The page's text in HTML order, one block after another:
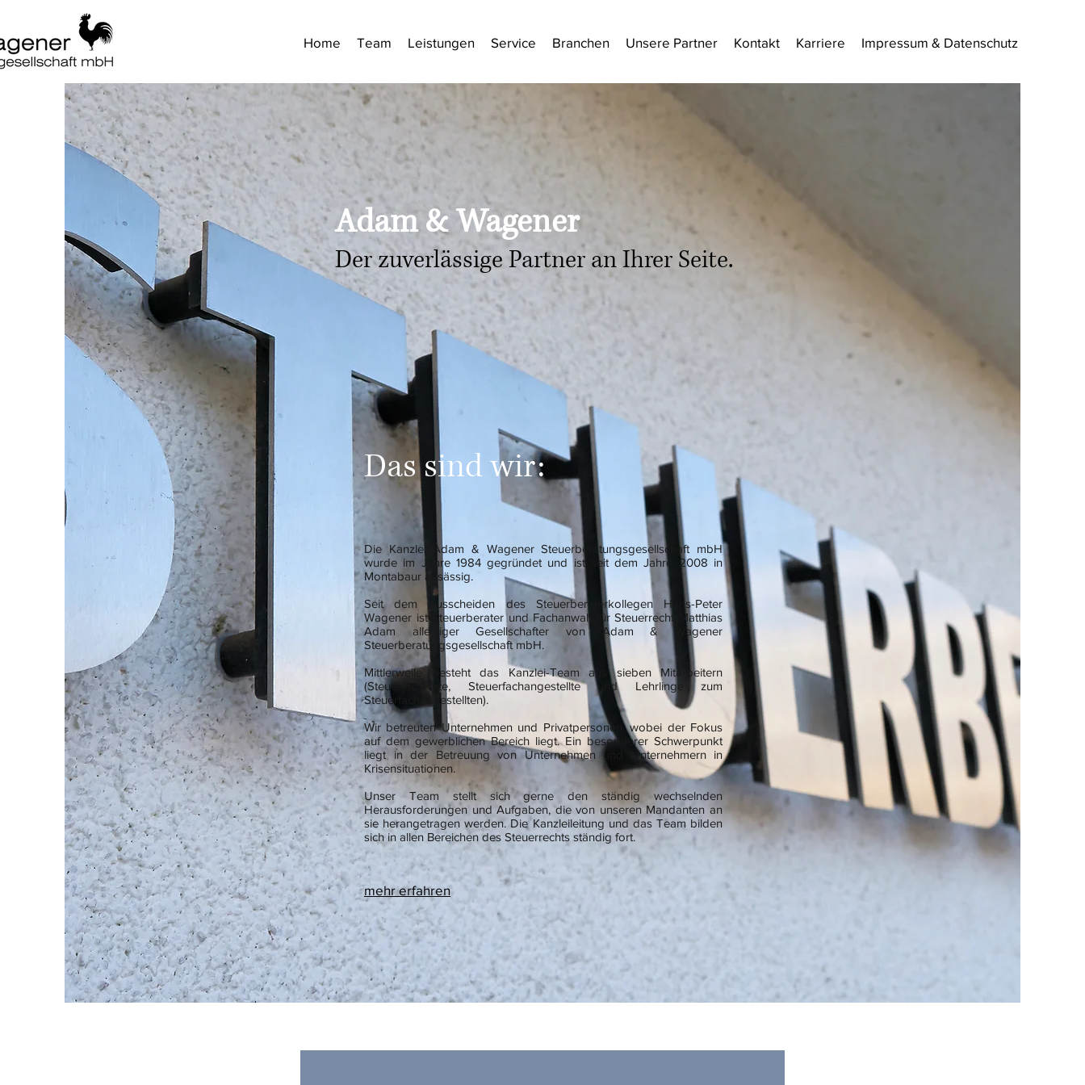
Home Team Leistungen Service Branchen Unsere Partner Kontakt Karriere Impressum & Datenschutz
Adam & Wagener
Der zuverlässige Partner an Ihrer Seite.
Das sind wir:
Die Kanzlei Adam & Wagener Steuerberatungsgesellschaft mbH
wurde im Jahre 1984 gegründet und ist seit dem Jahre 2008 in
Montabaur ansässig.
Seit dem Ausscheiden des Steuerberaterkollegen Hans-Peter
Wagener ist Steuerberater und Fachanwalt für Steuerrecht Matthias
Adam alleiniger Gesellschafter von Adam & Wagener
Steuerberatungsgesellschaft mbH.
Mittlerweile besteht das Kanzlei-Team aus sieben Mitarbeitern
(Steuerfachwirte, Steuerfachangestellte und Lehrlinge zum
Steuerfachangestellten).
Wir betreuten Unternehmen und Privatpersonen, wobei der Fokus
auf dem gewerblichen Bereich liegt. Ein besonderer Schwerpunkt
liegt in der Betreuung von Unternehmen und Unternehmern in
Krisensituationen.
Unser Team stellt sich gerne den ständig wechselnden
Herausforderungen und Aufgaben, die von unseren Mandanten an
sie herangetragen werden. Die Kanzleileitung und das Team bilden
sich in allen Bereichen des Steuerrechts ständig fort.
mehr erfahren